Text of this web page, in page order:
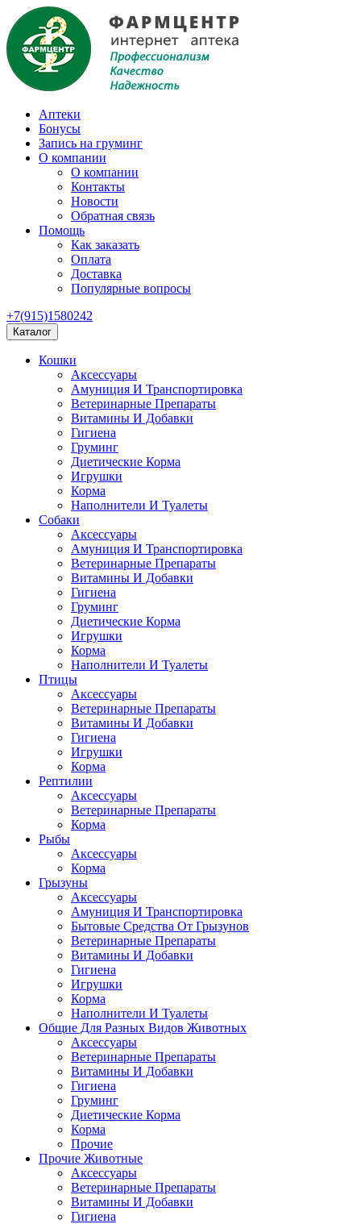
Аптеки
Бонусы
Запись на груминг
О компании
О компании
Контакты
Новости
Обратная связь
Помощь
Как заказать
Оплата
Доставка
Популярные вопросы
+7(915)1580242
Каталог
Кошки
Аксессуары
Амуниция И Транспортировка
Ветеринарные Препараты
Витамины И Добавки
Гигиена
Груминг
Диетические Корма
Игрушки
Корма
Наполнители И Туалеты
Собаки
Аксессуары
Амуниция И Транспортировка
Ветеринарные Препараты
Витамины И Добавки
Гигиена
Груминг
Диетические Корма
Игрушки
Корма
Наполнители И Туалеты
Птицы
Аксессуары
Ветеринарные Препараты
Витамины И Добавки
Гигиена
Игрушки
Корма
Рептилии
Аксессуары
Ветеринарные Препараты
Корма
Рыбы
Аксессуары
Корма
Грызуны
Аксессуары
Амуниция И Транспортировка
Бытовые Средства От Грызунов
Ветеринарные Препараты
Витамины И Добавки
Гигиена
Игрушки
Корма
Наполнители И Туалеты
Общие Для Разных Видов Животных
Аксессуары
Ветеринарные Препараты
Витамины И Добавки
Гигиена
Груминг
Диетические Корма
Корма
Прочие
Прочие Животные
Аксессуары
Ветеринарные Препараты
Витамины И Добавки
Гигиена